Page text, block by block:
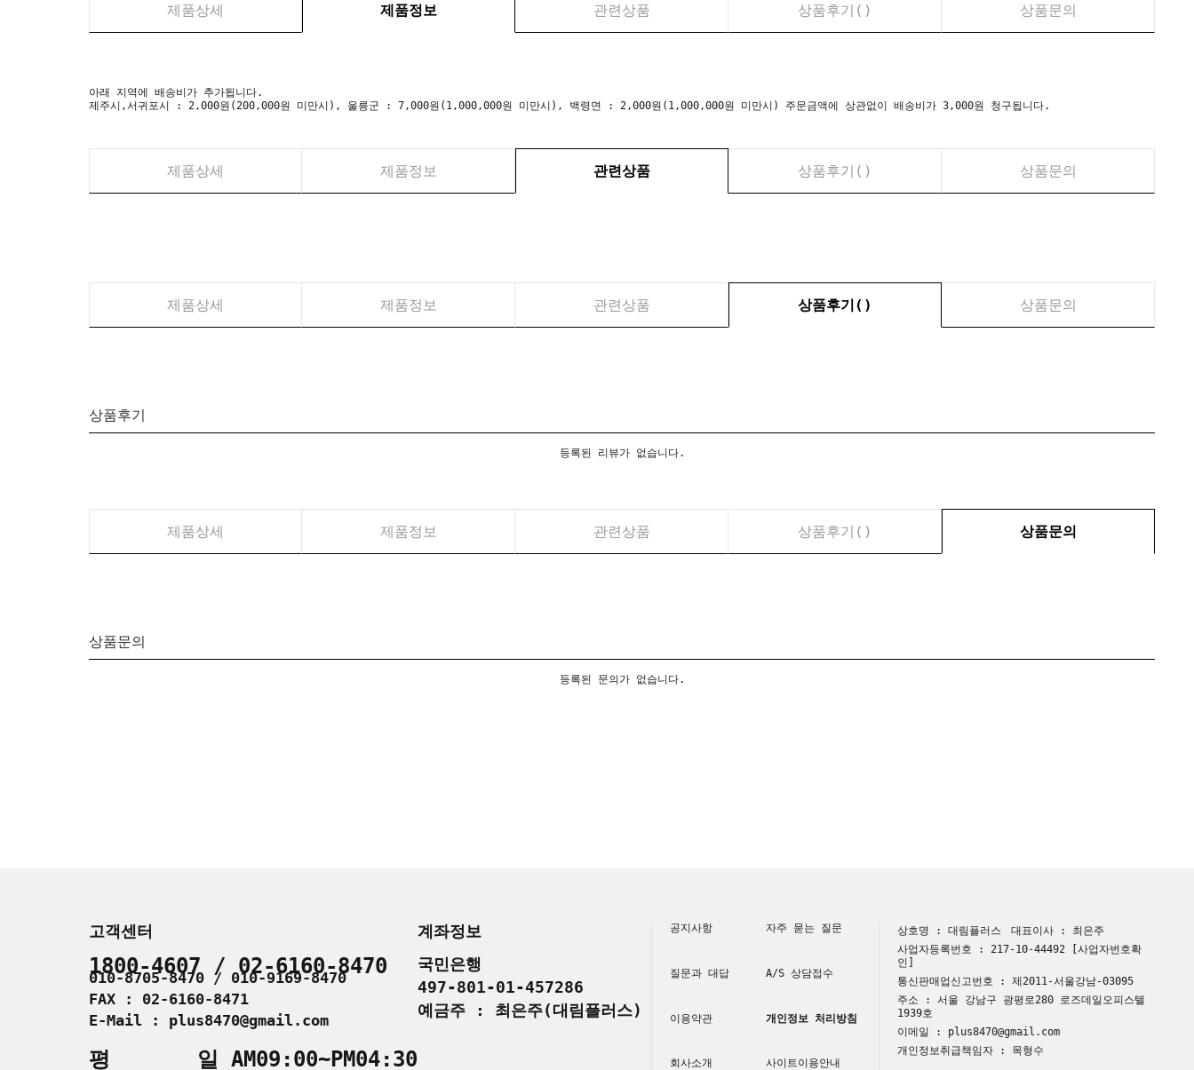
제품상세 제품정보 관련상품 상품후기( ) 상품문의
아래 지역에 배송비가 추가됩니다.
제주시,서귀포시 : 2,000원(200,000원 미만시), 울릉군 : 7,000원(1,000,000원 미만시), 백령면 : 2,000원(1,000,000원 미만시) 주문금액에 상관없이 배송비가 3,000원 청구됩니다.
제품상세 제품정보 관련상품 상품후기( ) 상품문의
제품상세 제품정보 관련상품 상품후기( ) 상품문의
상품후기
등록된 리뷰가 없습니다.
제품상세 제품정보 관련상품 상품후기( ) 상품문의
상품문의
등록된 문의가 없습니다.
고객센터
1800-4607 / 02-6160-8470
010-8705-8470 / 010-9169-8470
FAX : 02-6160-8471
E-Mail : plus8470@gmail.com
평 일 AM09:00~PM04:30
계좌정보
국민은행
497-801-01-457286
예금주 : 최은주(대림플러스)
공지사항 자주 묻는 질문
질문과 대답 A/S 상담접수
이용약관 개인정보 처리방침
회사소개 사이트이용안내
상호명 : 대림플러스
대표이사 : 최은주
사업자등록번호 : 217-10-44492
[사업자번호확
인]
통신판매업신고번호 : 제2011-서울강남-03095
주소 : 서울 강남구 광평로280 로즈데일오피스텔
1939호
이메일 : plus8470@gmail.com
개인정보취급책임자 : 목형수